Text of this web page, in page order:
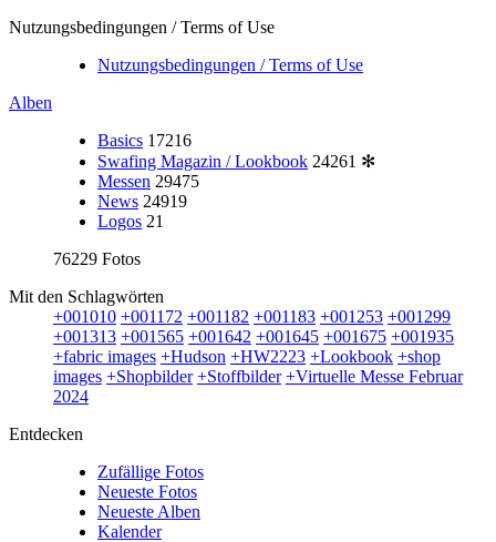
Nutzungsbedingungen / Terms of Use
Nutzungsbedingungen / Terms of Use
Alben
Basics 17216
Swafing Magazin / Lookbook 24261 ✻
Messen 29475
News 24919
Logos 21
76229 Fotos
Mit den Schlagwörten
+001010 +001172 +001182 +001183 +001253 +001299
+001313 +001565 +001642 +001645 +001675 +001935
+fabric images +Hudson +HW2223 +Lookbook +shop
images +Shopbilder +Stoffbilder +Virtuelle Messe Februar
2024
Entdecken
Zufällige Fotos
Neueste Fotos
Neueste Alben
Kalender